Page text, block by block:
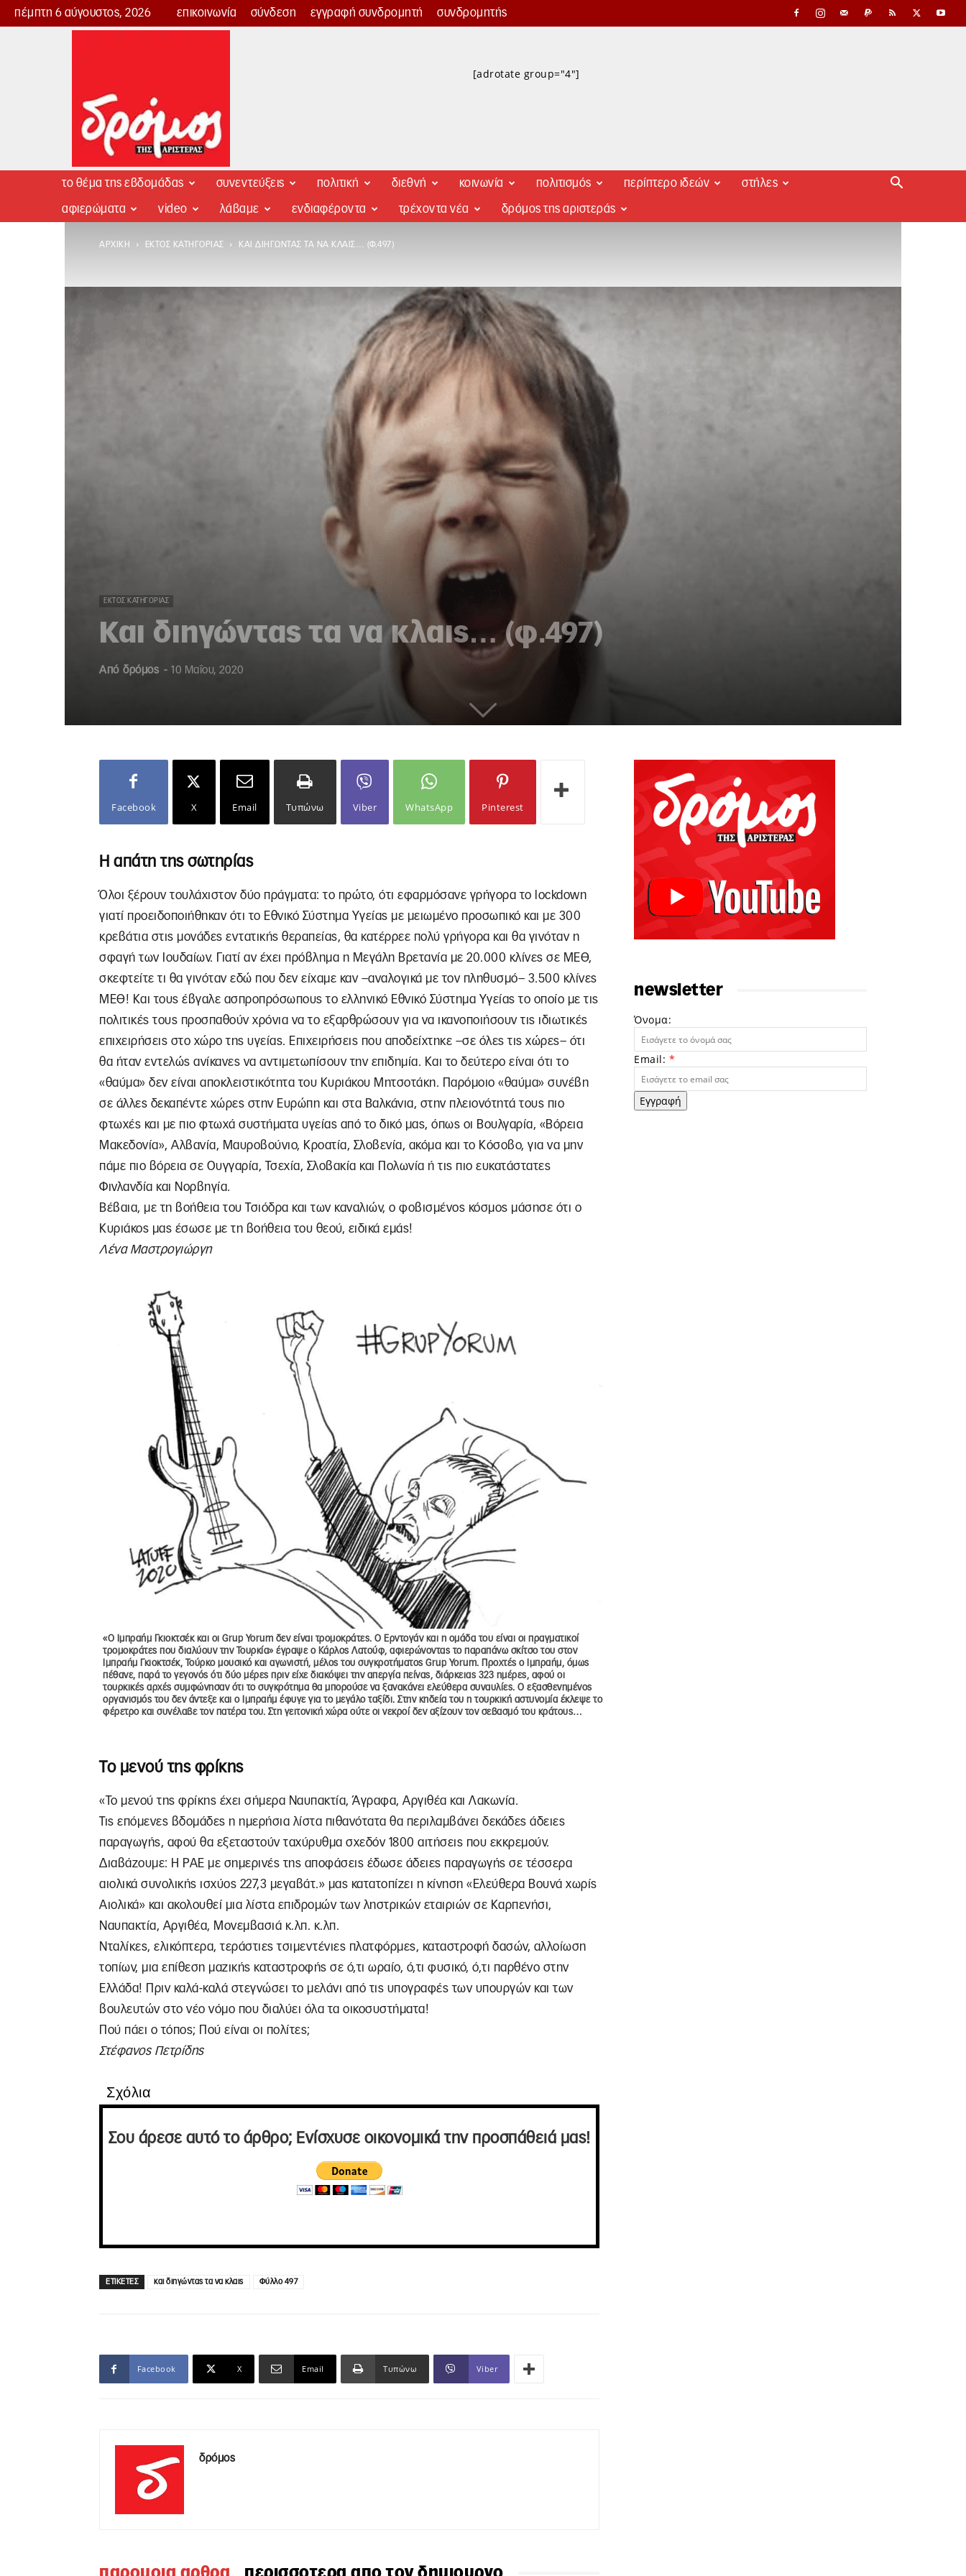
πέμπτη 6 αύγουστος, 2026 επικοινωνία σύνδεση εγγραφή συνδρομητή συνδρομητής
Δρόμος
[adrotate group="4"]
το θέμα της εβδομάδας συνεντεύξεις πολιτική διεθνή κοινωνία πολιτισμός περίπτερο ιδεών στήλες
αφιερώματα video λάβαμε ενδιαφέροντα τρέχοντα νέα δρόμος της αριστεράς
ΑΡΧΙΚΉ ΕΚΤΌΣ ΚΑΤΗΓΟΡΊΑΣ ΚΑΙ ΔΙΗΓΏΝΤΑΣ ΤΑ ΝΑ ΚΛΑΙΣ… (Φ.497)
ΕΚΤΌΣ ΚΑΤΗΓΟΡΊΑΣ
Και διηγώντας τα να κλαις… (φ.497)
Από δρόμος - 10 Μαΐου, 2020
Facebook X Email Τυπώνω Viber WhatsApp Pinterest
Η απάτη της σωτηρίας
Όλοι ξέρουν τουλάχιστον δύο πράγματα: το πρώτο, ότι εφαρμόσανε γρήγορα το lockdown
γιατί προειδοποιήθηκαν ότι το Εθνικό Σύστημα Υγείας με μειωμένο προσωπικό και με 300
κρεβάτια στις μονάδες εντατικής θεραπείας, θα κατέρρεε πολύ γρήγορα και θα γινόταν η
σφαγή των Ιουδαίων. Γιατί αν έχει πρόβλημα η Μεγάλη Βρετανία με 20.000 κλίνες σε ΜΕΘ,
σκεφτείτε τι θα γινόταν εδώ που δεν είχαμε καν –αναλογικά με τον πληθυσμό– 3.500 κλίνες
ΜΕΘ! Και τους έβγαλε ασπροπρόσωπους το ελληνικό Εθνικό Σύστημα Υγείας το οποίο με τις
πολιτικές τους προσπαθούν χρόνια να το εξαρθρώσουν για να ικανοποιήσουν τις ιδιωτικές
επιχειρήσεις στο χώρο της υγείας. Επιχειρήσεις που αποδείχτηκε –σε όλες τις χώρες– ότι
θα ήταν εντελώς ανίκανες να αντιμετωπίσουν την επιδημία. Και το δεύτερο είναι ότι το
«θαύμα» δεν είναι αποκλειστικότητα του Κυριάκου Μητσοτάκη. Παρόμοιο «θαύμα» συνέβη
σε άλλες δεκαπέντε χώρες στην Ευρώπη και στα Βαλκάνια, στην πλειονότητά τους πιο
φτωχές και με πιο φτωχά συστήματα υγείας από το δικό μας, όπως οι Βουλγαρία, «Βόρεια
Μακεδονία», Αλβανία, Μαυροβούνιο, Κροατία, Σλοβενία, ακόμα και το Κόσοβο, για να μην
πάμε πιο βόρεια σε Ουγγαρία, Τσεχία, Σλοβακία και Πολωνία ή τις πιο ευκατάστατες
Φινλανδία και Νορβηγία.
Βέβαια, με τη βοήθεια του Τσιόδρα και των καναλιών, ο φοβισμένος κόσμος μάσησε ότι ο
Κυριάκος μας έσωσε με τη βοήθεια του θεού, ειδικά εμάς!
Λένα Μαστρογιώργη
«Ο Ιμπραήμ Γκιοκτσέκ και οι Grup Yorum δεν είναι τρομοκράτες. Ο Ερντογάν και η ομάδα του είναι οι πραγματικοί
τρομοκράτες που διαλύουν την Τουρκία» έγραψε ο Κάρλος Λατούφ, αφιερώνοντας το παραπάνω σκίτσο του στον
Ιμπραήμ Γκιοκτσέκ, Τούρκο μουσικό και αγωνιστή, μέλος του συγκροτήματος Grup Yorum. Προχτές ο Ιμπραήμ, όμως
πέθανε, παρά το γεγονός ότι δύο μέρες πριν είχε διακόψει την απεργία πείνας, διάρκειας 323 ημέρες, αφού οι
τουρκικές αρχές συμφώνησαν ότι το συγκρότημα θα μπορούσε να ξανακάνει ελεύθερα συναυλίες. Ο εξασθενημένος
οργανισμός του δεν άντεξε και ο Ιμπραήμ έφυγε για το μεγάλο ταξίδι. Στην κηδεία του η τουρκική αστυνομία έκλεψε το
φέρετρο και συνέλαβε τον πατέρα του. Στη γειτονική χώρα ούτε οι νεκροί δεν αξίζουν τον σεβασμό του κράτους…
Το μενού της φρίκης
«Το μενού της φρίκης έχει σήμερα Ναυπακτία, Άγραφα, Αργιθέα και Λακωνία.
Τις επόμενες βδομάδες η ημερήσια λίστα πιθανότατα θα περιλαμβάνει δεκάδες άδειες
παραγωγής, αφού θα εξεταστούν ταχύρυθμα σχεδόν 1800 αιτήσεις που εκκρεμούν.
Διαβάζουμε: Η ΡΑΕ με σημερινές της αποφάσεις έδωσε άδειες παραγωγής σε τέσσερα
αιολικά συνολικής ισχύος 227,3 μεγαβάτ.» μας κατατοπίζει η κίνηση «Ελεύθερα Βουνά χωρίς
Αιολικά» και ακολουθεί μια λίστα επιδρομών των ληστρικών εταιριών σε Καρπενήσι,
Ναυπακτία, Αργιθέα, Μονεμβασιά κ.λπ. κ.λπ.
Νταλίκες, ελικόπτερα, τεράστιες τσιμεντένιες πλατφόρμες, καταστροφή δασών, αλλοίωση
τοπίων, μια επίθεση μαζικής καταστροφής σε ό,τι ωραίο, ό,τι φυσικό, ό,τι παρθένο στην
Ελλάδα! Πριν καλά-καλά στεγνώσει το μελάνι από τις υπογραφές των υπουργών και των
βουλευτών στο νέο νόμο που διαλύει όλα τα οικοσυστήματα!
Πού πάει ο τόπος; Πού είναι οι πολίτες;
Στέφανος Πετρίδης
Σχόλια
Σου άρεσε αυτό το άρθρο; Ενίσχυσε οικονομικά την προσπάθειά μας!
ΕΤΙΚΕΤΕΣ και διηγώντας τα να κλαις Φύλλο 497
Facebook X Email Τυπώνω Viber
δρόμος
newsletter
Όνομα:
Email: *
Εγγραφή